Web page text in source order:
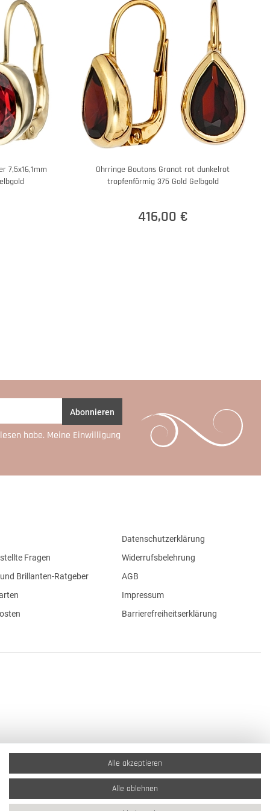
7,5x16,1mm
Ohrringe Boutons Granat rot dunkelrot
tropfenförmig 375 Gold Gelbgold
416,00 €
Abonnieren
habe. Meine Einwilligung
Fragen
Brillanten-Ratgeber
Datenschutzerklärung
Widerrufsbelehrung
AGB
Impressum
Barrierefreiheitserklärung
Alle akzeptieren
Alle ablehnen